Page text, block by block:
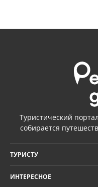
Туристический
собирается
ТУРИСТУ
ИНТЕРЕСНОЕ